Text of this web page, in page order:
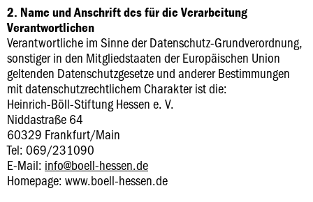
2. Name und Anschrift des für die Verarbeitung
Verantwortlichen
Verantwortliche im Sinne der Datenschutz-Grundverordnung,
sonstiger in den Mitgliedstaaten der Europäischen Union
geltenden Datenschutzgesetze und anderer Bestimmungen
mit datenschutzrechtlichem Charakter ist die:
Heinrich-Böll-Stiftung Hessen e. V.
Niddastraße 64
60329 Frankfurt/Main
Tel: 069/231090
E-Mail: info@boell-hessen.de
Homepage: www.boell-hessen.de